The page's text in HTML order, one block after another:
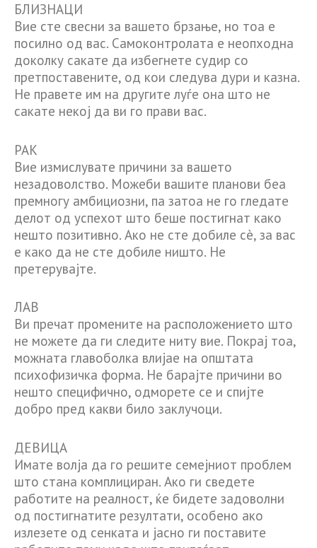
БЛИЗНАЦИ
Вие сте свесни за вашето брзање, но тоа е
посилно од вас. Самоконтролата е неопходна
доколку сакате да избегнете судир со
претпоставените, од кои следува дури и казна.
Не правете им на другите луѓе она што не
сакате некој да ви го прави вас.
РАК
Вие измислувате причини за вашето
незадоволство. Можеби вашите планови беа
премногу амбициозни, па затоа не го гледате
делот од успехот што беше постигнат како
нешто позитивно. Ако не сте добиле сè, за вас
е како да не сте добиле ништо. Не
претерувајте.
ЛАВ
Ви пречат промените на расположението што
не можете да ги следите ниту вие. Покрај тоа,
можната главоболка влијае на општата
психофизичка форма. Не барајте причини во
нешто специфично, одморете се и спијте
добро пред какви било заклучоци.
ДЕВИЦА
Имате волја да го решите семејниот проблем
што стана комплициран. Ако ги сведете
работите на реалност, ќе бидете задоволни
од постигнатите резултати, особено ако
излезете од сенката и јасно ги поставите